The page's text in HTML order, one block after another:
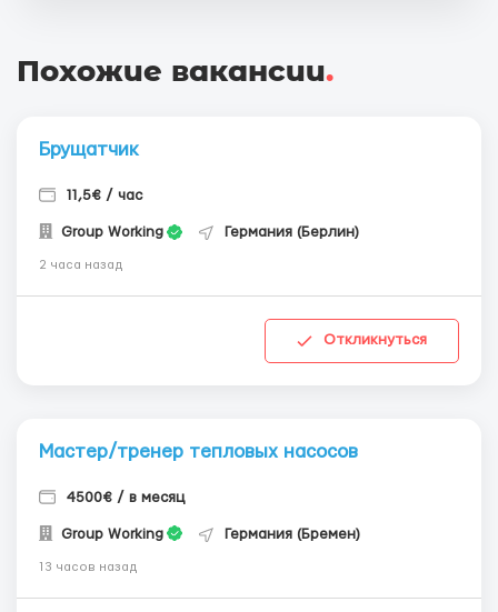
Похожие вакансии.
Брущатчик
11,5€ / час
Group Working Германия (Берлин)
2 часа назад
Откликнуться
Мастер/тренер тепловых насосов
4500€ / в месяц
Group Working Германия (Бремен)
13 часов назад